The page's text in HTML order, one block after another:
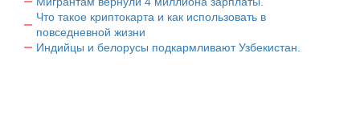
Что такое криптокарта и как использовать в
повседневной жизни
Индийцы и белорусы подкармливают Узбекистан.